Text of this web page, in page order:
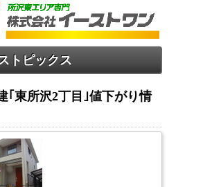
トピックス
｢東所沢2丁目｣値下がり情